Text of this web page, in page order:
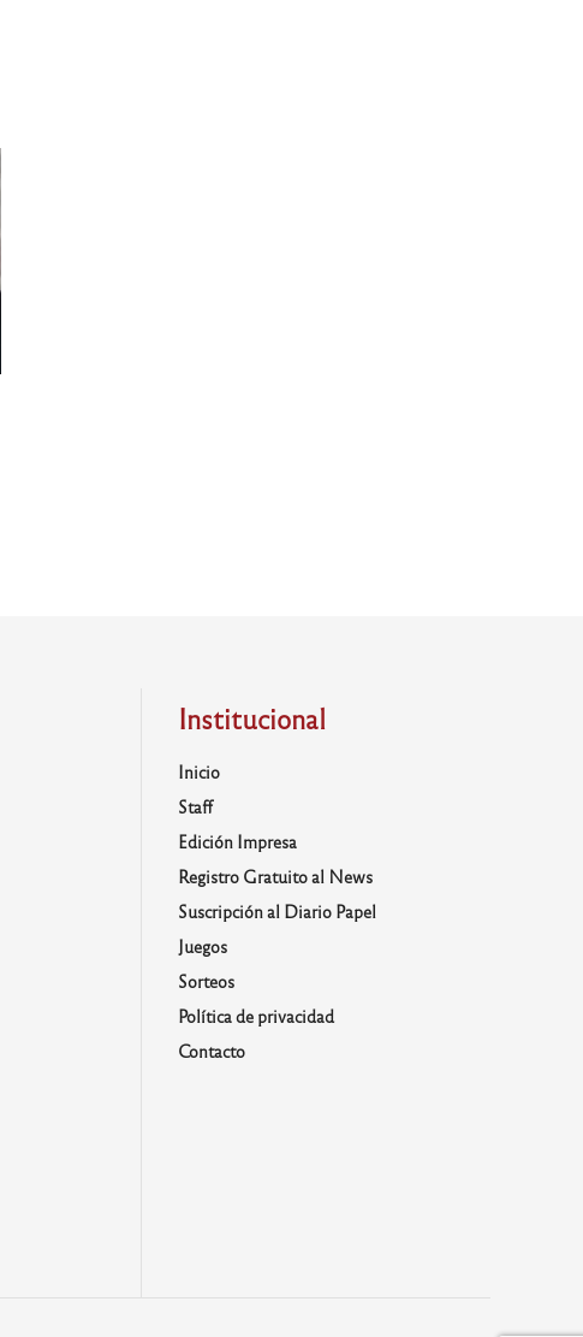
Institucional
Inicio
Staff
Edición Impresa
Registro Gratuito al News
Suscripción al Diario Papel
Juegos
Sorteos
Política de privacidad
Contacto